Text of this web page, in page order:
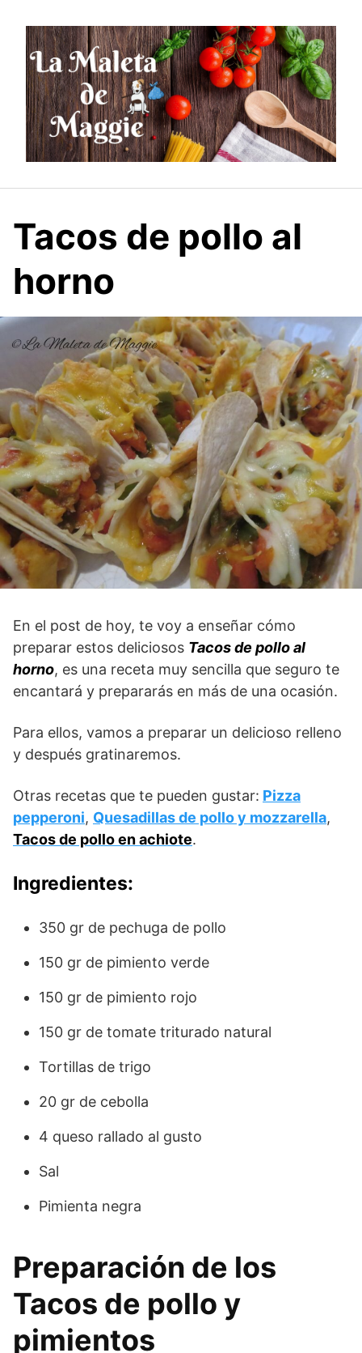
contenido
Tacos de pollo al
horno
En el post de hoy, te voy a enseñar cómo
preparar estos deliciosos Tacos de pollo al
horno, es una receta muy sencilla que seguro te
encantará y prepararás en más de una ocasión.
Para ellos, vamos a preparar un delicioso relleno
y después gratinaremos.
Otras recetas que te pueden gustar: Pizza
pepperoni, Quesadillas de pollo y mozzarella,
Tacos de pollo en achiote.
Ingredientes:
350 gr de pechuga de pollo
150 gr de pimiento verde
150 gr de pimiento rojo
150 gr de tomate triturado natural
Tortillas de trigo
20 gr de cebolla
4 queso rallado al gusto
Sal
Pimienta negra
Preparación de los
Tacos de pollo y
pimientos